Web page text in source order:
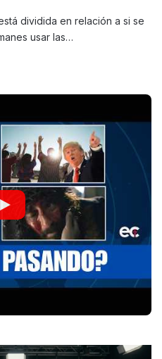
dividida en relación a si se
usar las…